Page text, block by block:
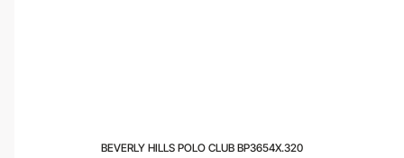
BEVERLY HILLS POLO CLUB BP3654X.320